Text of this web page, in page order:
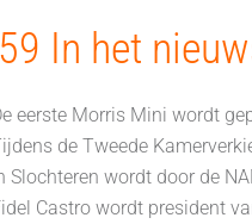
In het
eerste Morris Mini wordt
de Tweede
Slochteren wordt door de
Castro wordt president